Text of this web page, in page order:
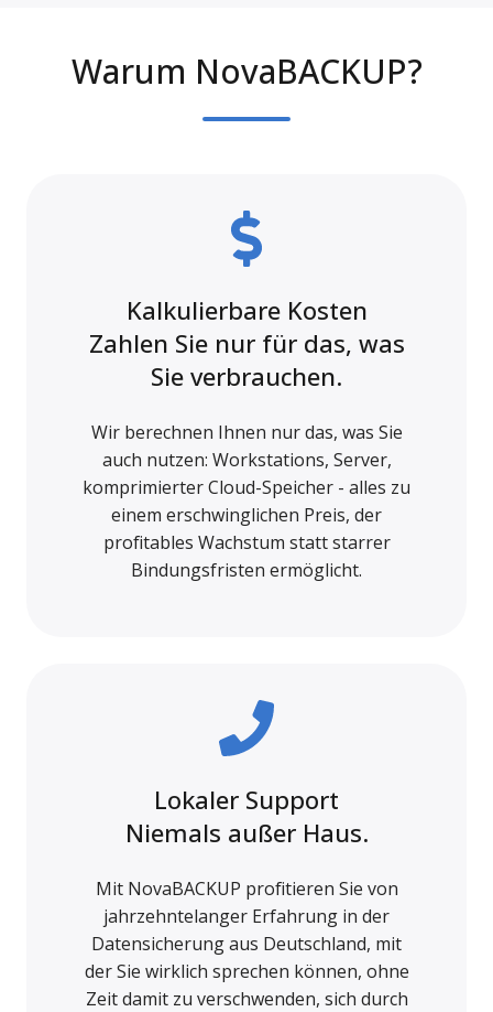
Warum NovaBACKUP?
Kalkulierbare Kosten
Zahlen Sie nur für das, was
Sie verbrauchen.
Wir berechnen Ihnen nur das, was Sie
auch nutzen: Workstations, Server,
komprimierter Cloud-Speicher - alles zu
einem erschwinglichen Preis, der
profitables Wachstum statt starrer
Bindungsfristen ermöglicht.
Lokaler Support
Niemals außer Haus.
Mit NovaBACKUP profitieren Sie von
jahrzehntelanger Erfahrung in der
Datensicherung aus Deutschland, mit
der Sie wirklich sprechen können, ohne
Zeit damit zu verschwenden, sich durch